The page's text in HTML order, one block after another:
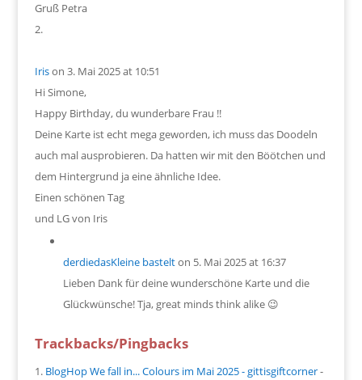
Gruß Petra
Irison 3. Mai 2025 at 10:51
Hi Simone,
Happy Birthday, du wunderbare Frau !!
Deine Karte ist echt mega geworden, ich muss das Doodeln
auch mal ausprobieren. Da hatten wir mit den Böötchen und
dem Hintergrund ja eine ähnliche Idee.
Einen schönen Tag
und LG von Iris
derdiedasKleine bastelton 5. Mai 2025 at 16:37
Lieben Dank für deine wunderschöne Karte und die
Glückwünsche! Tja, great minds think alike 😉
Trackbacks/Pingbacks
BlogHop We fall in... Colours im Mai 2025 - gittisgiftcorner-